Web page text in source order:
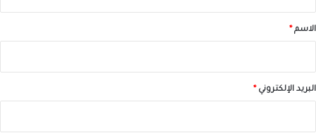
*الاسم*
البريد الإلكتروني*